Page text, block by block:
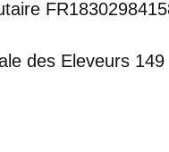
des Eleveurs